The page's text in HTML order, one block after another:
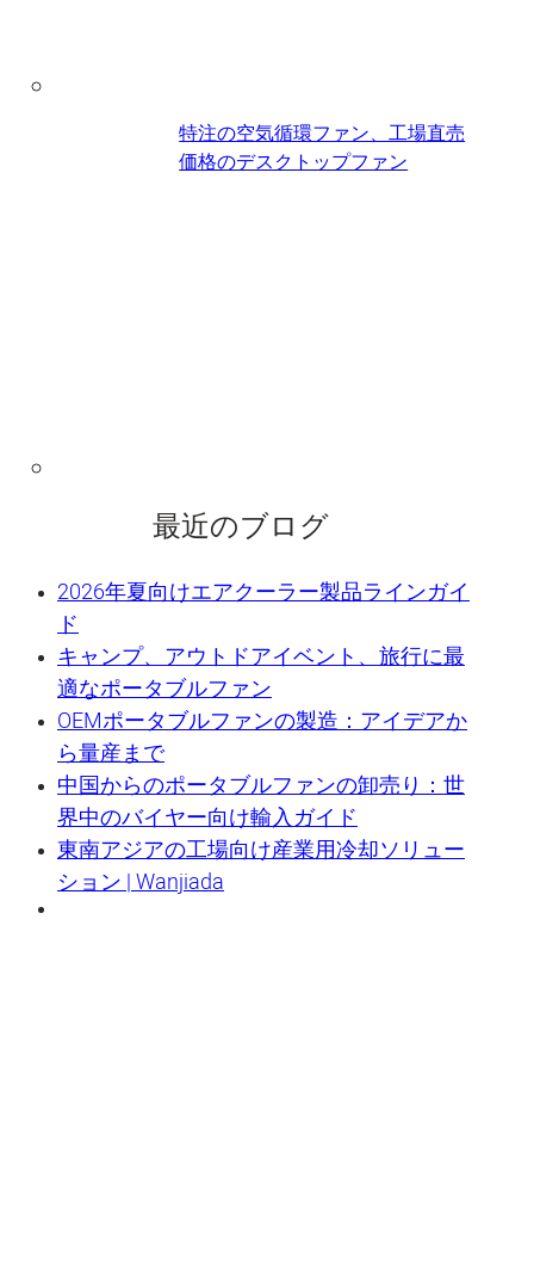
特注の空気循環ファン、工場直売
価格のデスクトップファン
最近のブログ
2026年夏向けエアクーラー製品ラインガイ
ド
キャンプ、アウトドアイベント、旅行に最
適なポータブルファン
OEMポータブルファンの製造：アイデアか
ら量産まで
中国からのポータブルファンの卸売り：世
界中のバイヤー向け輸入ガイド
東南アジアの工場向け産業用冷却ソリュー
ション | Wanjiada